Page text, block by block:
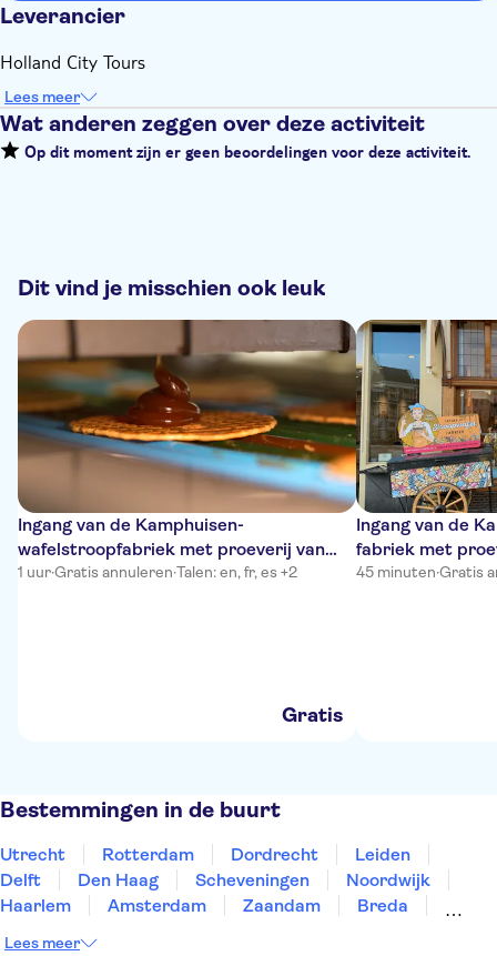
Leverancier
Holland City Tours
Lees meer
Wat anderen zeggen over deze activiteit
Op dit moment zijn er geen beoordelingen voor deze activiteit.
Dit vind je misschien ook leuk
Ingang van de Kamphuisen-
wafelstroopfabriek met proeverij van
wafels en drankjes
1 uur·Gratis annuleren·Talen: en, fr, es +2
Gratis
Ingang van de
fabriek met
45 minuten·Gratis
Bestemmingen in de buurt
Utrecht Rotterdam Dordrecht
Leiden
Delft
Den Haag Scheveningen
Noordwijk
Haarlem
Amsterdam Zaandam
Breda
Lees meer